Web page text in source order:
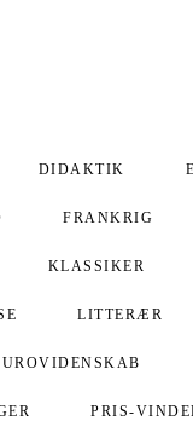
DIDAKTIK
FRANKRIG
KLASSIKER
LITTERÆR
PRIS-